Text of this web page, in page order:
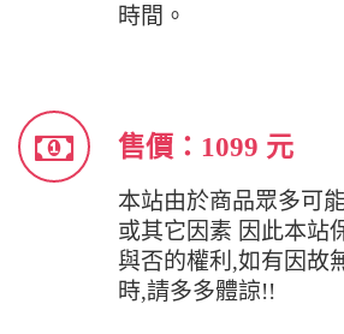
時間。
售價：1099 元
本站由於商品眾多可
或其它因素 因此本站
與否的權利,如有因故
時,請多多體諒!!